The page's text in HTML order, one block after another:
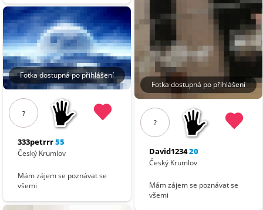
Fotka dostupná po přihlášení
?
333petrrr55
Český Krumlov
Mám zájem se poznávat se
všemi
Fotka dostupná po přihlášení
?
David123420
Český Krumlov
Mám zájem se poznávat se
všemi